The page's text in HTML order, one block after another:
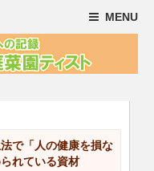
MENU
で「人の健康を損な
れている資材